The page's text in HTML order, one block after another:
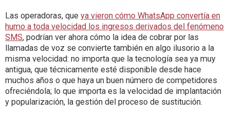
Las operadoras, que ya vieron cómo WhatsApp convertía en
humo a toda velocidad los ingresos derivados del fenómeno
SMS, podrían ver ahora cómo la idea de cobrar por las
llamadas de voz se convierte también en algo ilusorio a la
misma velocidad: no importa que la tecnología sea ya muy
antigua, que técnicamente esté disponible desde hace
muchos años o que haya un buen número de competidores
ofreciéndola; lo que importa es la velocidad de implantación
y popularización, la gestión del proceso de sustitución.